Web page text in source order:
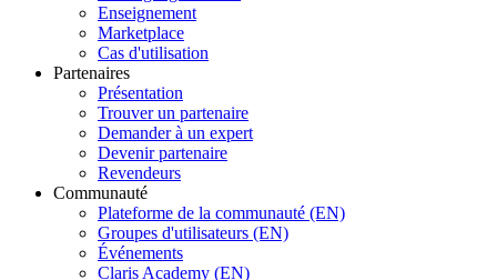
Enseignement
Marketplace
Cas d'utilisation
Partenaires
Présentation
Trouver un partenaire
Demander à un expert
Devenir partenaire
Revendeurs
Communauté
Plateforme de la communauté (EN)
Groupes d'utilisateurs (EN)
Événements
Claris Academy (EN)